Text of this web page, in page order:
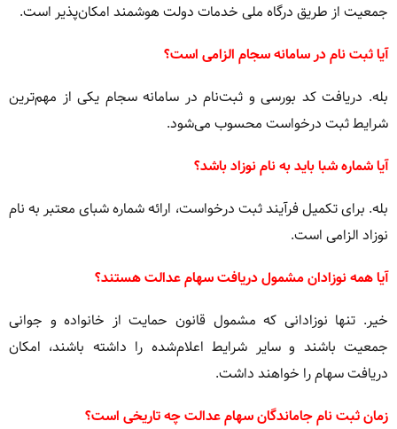
جمعیت از طریق درگاه ملی خدمات دولت هوشمند امکان‌پذیر است.
آیا ثبت نام در سامانه سجام الزامی است؟
بله. دریافت کد بورسی و ثبت‌نام در سامانه سجام یکی از مهم‌ترین
شرایط ثبت درخواست محسوب می‌شود.
آیا شماره شبا باید به نام نوزاد باشد؟
بله. برای تکمیل فرآیند ثبت درخواست، ارائه شماره شبای معتبر به نام
نوزاد الزامی است.
آیا همه نوزادان مشمول دریافت سهام عدالت هستند؟
خیر. تنها نوزادانی که مشمول قانون حمایت از خانواده و جوانی
جمعیت باشند و سایر شرایط اعلام‌شده را داشته باشند، امکان
دریافت سهام را خواهند داشت.
زمان ثبت نام جاماندگان سهام عدالت چه تاریخی است؟